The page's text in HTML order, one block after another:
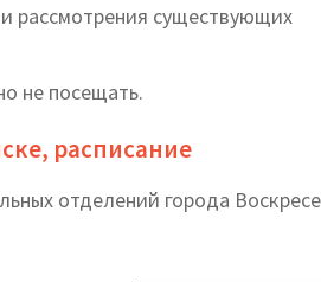
рассмотрения существующих
не посещать.
расписание
отделений города